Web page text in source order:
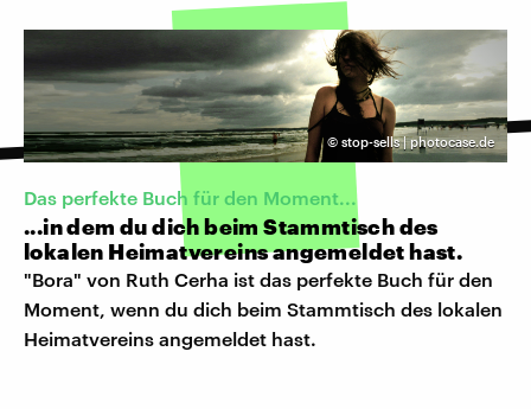
© stop-sells | photocase.de
Das perfekte Buch für den Moment...
...in dem du dich beim Stammtisch des
lokalen Heimatvereins angemeldet hast.
"Bora" von Ruth Cerha ist das perfekte Buch für den
Moment, wenn du dich beim Stammtisch des lokalen
Heimatvereins angemeldet hast.